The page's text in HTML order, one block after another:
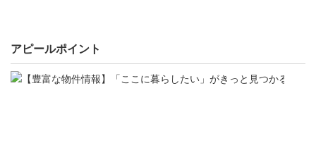
アピールポイント